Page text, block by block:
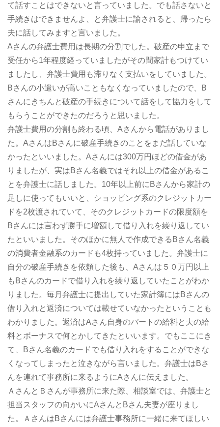
て話すことはできないと言っていました。でも話さないと
手続きはできませんよ、と弁護士に諭されると、帰ったら
夫に話してみますと言いました。
Aさんの弁護士費用は長期の分割でした。破産の申立まで
受任から1年程度経っていましたがその間家計もつけてい
ましたし、弁護士費用も滞りなく支払いをしていました。
Bさんの小遣いが高いこともなくなっていましたので、B
さんにきちんと破産の手続きについて話をして協力をして
もらうことができたのだろうと思いました。
弁護士費用の分割も終わる頃、Aさんから電話がありまし
た。AさんはBさんに破産手続きのことをまだ話していな
かったといいました。Aさんには300万円ほどの借金があ
りましたが、実はBさん名義ではそれ以上の借金があるこ
とを弁護士に話しました。10年以上前にBさんから家計の
足しに使ってもいいと、ショッピング系のクレジットカー
ドを2枚渡されていて、そのクレジットカードの限度額を
Bさんには言わず勝手に増額して借り入れを繰り返してい
たといいました。そのほかに無人で作成できるBさん名義
の消費者金融系のカードも4枚持っていました。弁護士に
自分の破産手続きを依頼した後も、Aさんは５０万円以上
もBさんのカードで借り入れを繰り返していたことがわか
りました。毎月弁護士に提出していた家計簿にはBさんの
借り入れと返済については載せていなかったということも
わかりました。返済はAさん自身のパートの給料と夫の給
料とボーナスで何とかしてきたといいます。でもここにき
て、Bさん名義のカードでも借り入れをすることができな
くなってしまったと泣きながら言いました。弁護士はBさ
んを連れて事務所に来るようにAさんに伝えました。
ＡさんとＢさんが事務所に来た際、相談室では、弁護士と
担当スタッフの向かいにAさんとBさん夫妻が座りまし
た。ＡさんはBさんには弁護士事務所に一緒に来てほしい